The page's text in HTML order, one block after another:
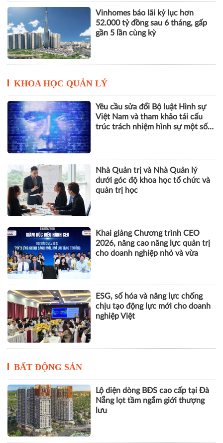
THACO của ông Trần Bá Dương
lãi lớn trở lại nhưng vẫn "gánh"
khối nợ hơn 164.000 tỷ đồng
Vinhomes báo lãi kỷ lục hơn
gần 5 lần cùng kỳ
KHOA HỌC QUẢN LÝ
Yêu cầu sửa đổi Bộ luật Hình sự
Việt Nam và tham khảo tái cấu
trúc trách nhiệm hình sự một số
Nhà Quản trị và Nhà Quản lý
dưới góc độ khoa học tổ chức và
quản trị học
Khai giảng Chương trình CEO
2026, nâng cao năng lực quản trị
cho doanh nghiệp nhỏ và vừa
BẤT ĐỘNG SẢN